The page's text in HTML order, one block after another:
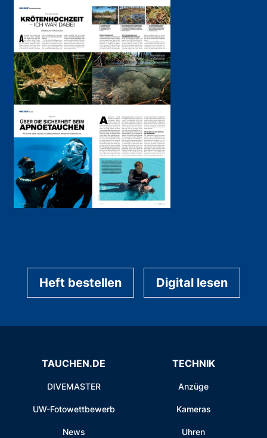
Heft bestellen Digital lesen
TAUCHEN.DE
DIVEMASTER
UW-Fotowettbewerb
News
TECHNIK
Anzüge
Kameras
Uhren